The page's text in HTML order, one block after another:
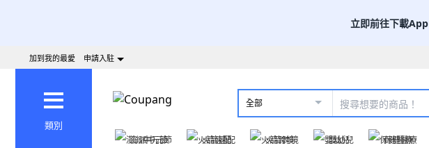
立即前往下載App
加到我的最愛 申請入駐
類別
全部
澎派中元節 火箭速配 火箭跨境 嬰幼兒 保健醫療